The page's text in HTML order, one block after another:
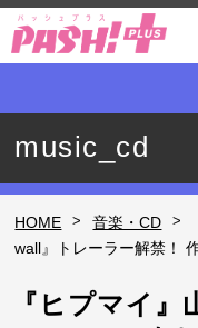
music_cd
HOME > 音楽・CD >
wall』トレーラー解禁！
『ヒプマイ